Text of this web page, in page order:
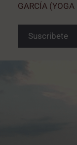
GARCÍA